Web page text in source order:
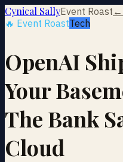
Cynical SallyEvent Roast ←
🔥 Event RoastTech
OpenAI
Your
The Bank
Cloud